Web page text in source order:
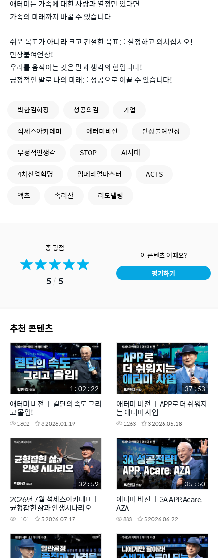
애터미는 가족에 대한 사랑과 열정만 있다면
가족의 미래까지 바꿀 수 있습니다.
쉬운 목표가 아니라 크고 간절한 목표를 설정하고 외치십시오!
만상불여언상!
우리를 움직이는 것은 말과 생각의 힘입니다!
긍정적인 말로 나의 미래를 성공으로 이끌 수 있습니다!
박한길회장 성공의길
기업
석세스아카데미
애터미비전
만상불여언상
부정적인생각
STOP
AI시대
4차산업혁명
임페리얼마스터
ACTS
액츠
속리산 리모델링
총 평점
5/ 5
이 콘텐츠 어때요?
평가하기
추천 콘텐츠
애터미 비전 ㅣ 결단의 속도 그리
고 몰입!
1,802 32026.01.19
1 : 02 : 22
애터미 비전 ㅣ APP로 더 쉬워지
는 애터미 사업
1,263 32026.05.18
37 : 53
2026년 7월 석세스아카데미ㅣ
균형잡힌 삶과 인생시나리오ㅣ
박한길회장
1,101 52026.07.17
32 : 59
애터미 비전 ㅣ 3A APP, Acare,
AZA
883 52026.06.22
35 : 50